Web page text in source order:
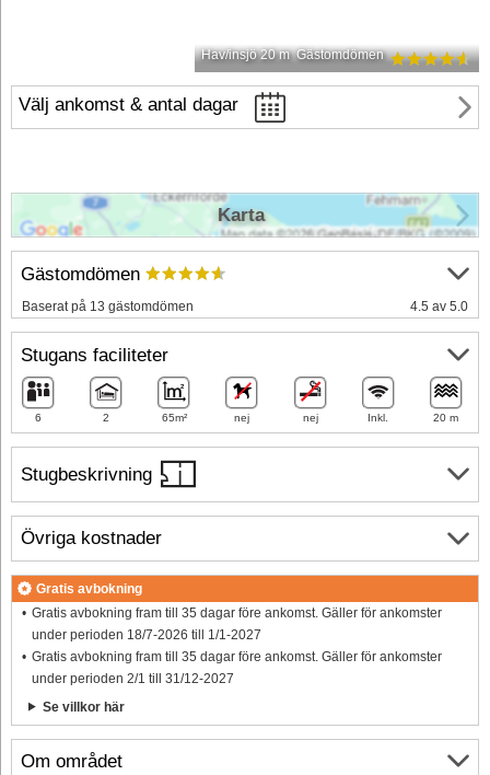
Hav/insjö 20 m Gästomdömen
Välj ankomst & antal dagar
Stugbeskrivning
Om området
Gästomdömen
Baserat på 13 gästomdömen 4.5 av 5.0
Stugans faciliteter
6 2 65m² nej nej Inkl. 20 m
Övriga kostnader
Gratis avbokning
Gratis avbokning fram till 35 dagar före ankomst. Gäller för ankomster
under perioden 18/7-2026 till 1/1-2027
Gratis avbokning fram till 35 dagar före ankomst. Gäller för ankomster
under perioden 2/1 till 31/12-2027
Se villkor här
Karta